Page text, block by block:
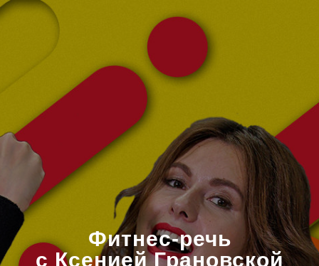
Фитнес-речь
с Ксенией Грановской